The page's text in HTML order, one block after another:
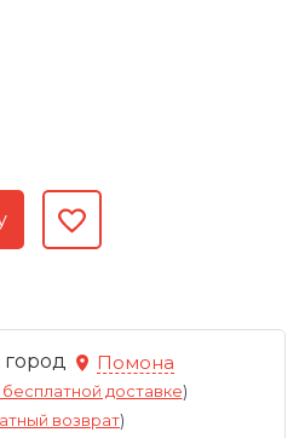
город Помона
доставке)
возврат)